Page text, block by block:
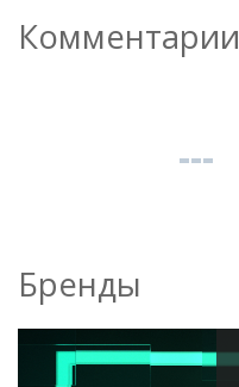
Комментарии
Бренды